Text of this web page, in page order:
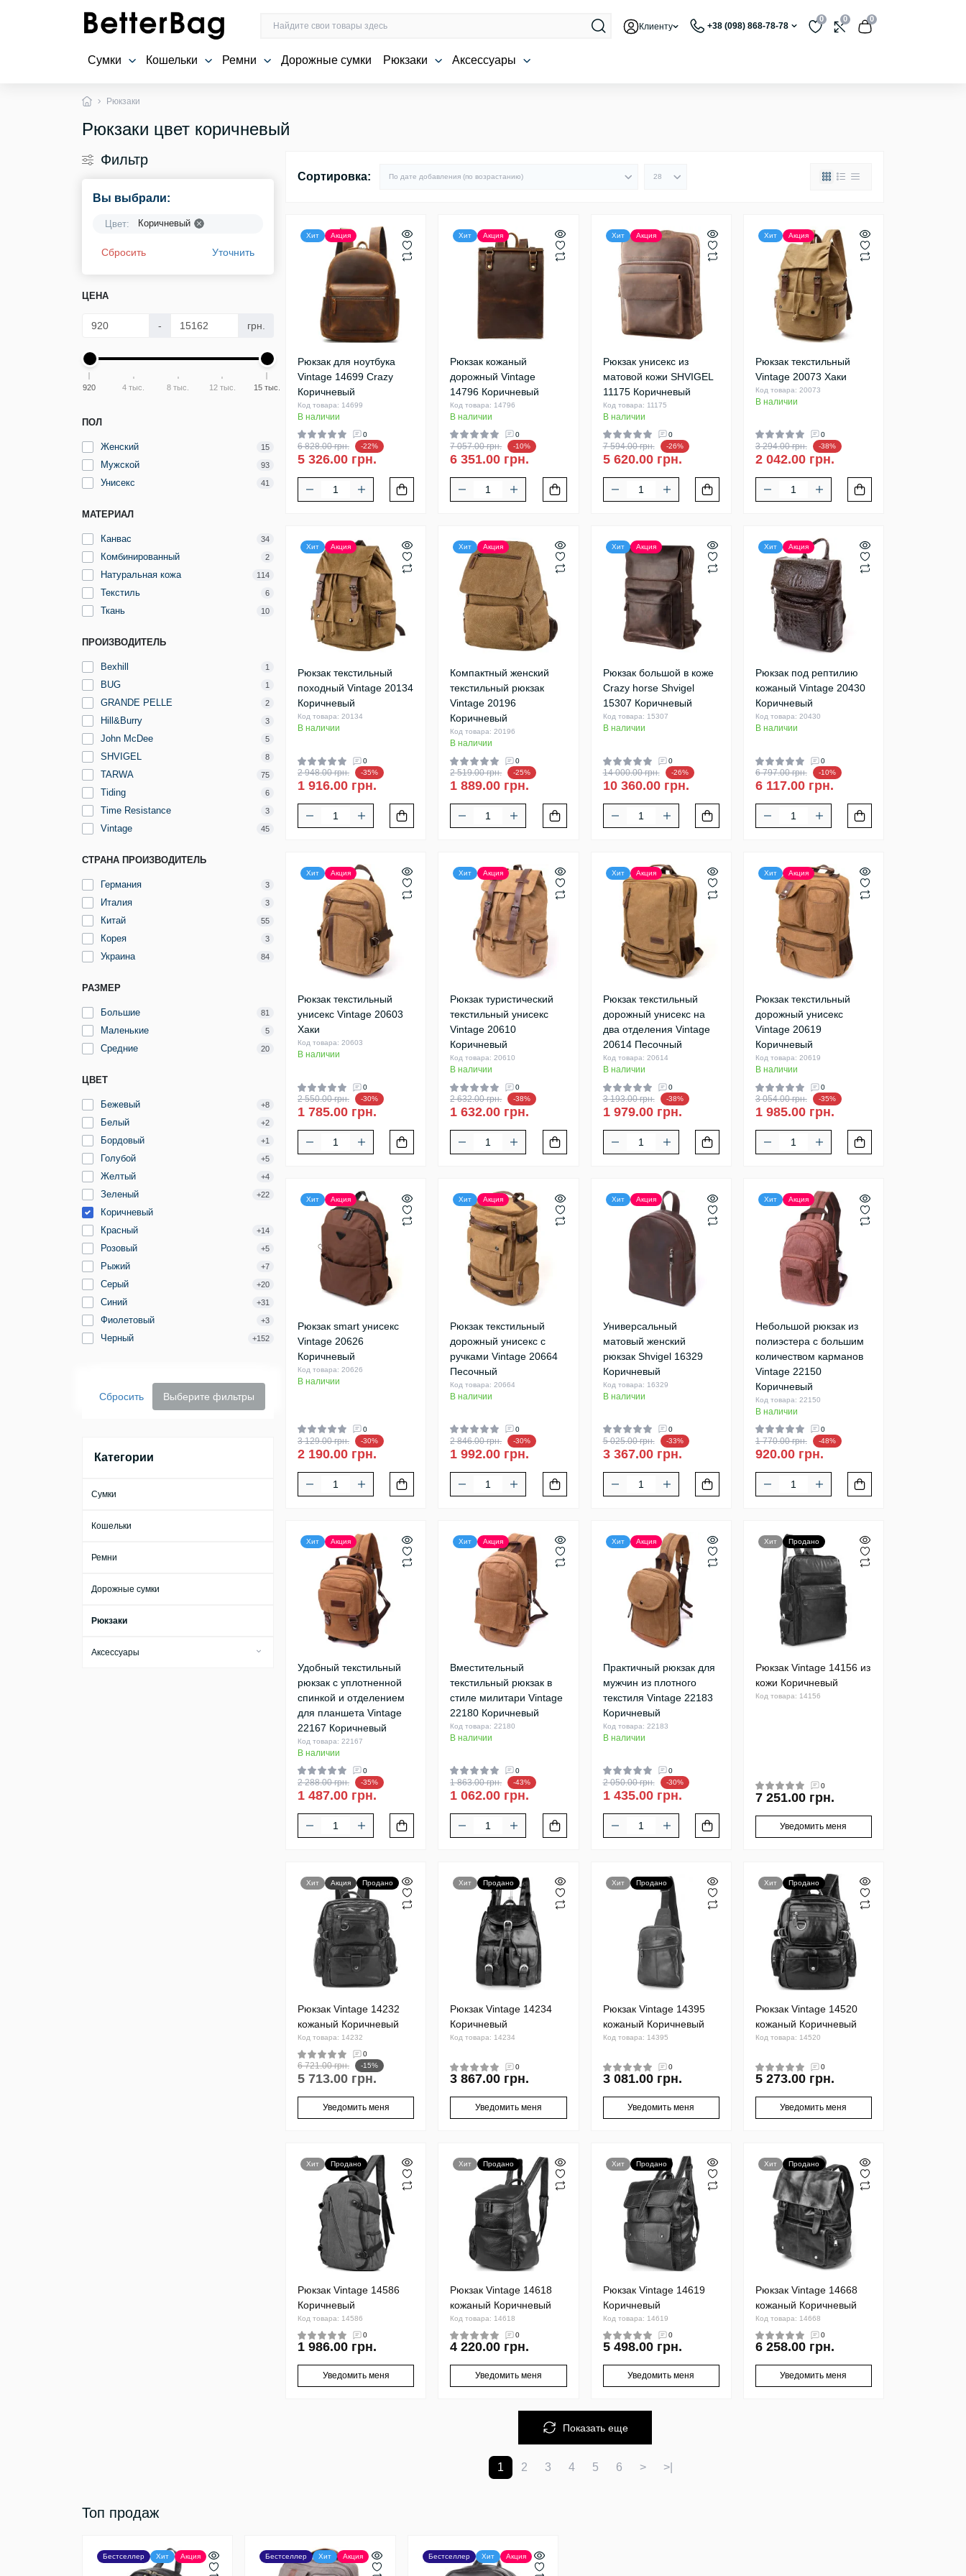
Клиенту +38 (098) 868-78-78
0 0 0
Сумки Кошельки Ремни Дорожные сумки Рюкзаки Аксессуары
Рюкзаки
Рюкзаки цвет коричневый
Фильтр
Вы выбрали:
Цвет: Коричневый
Сбросить Уточнить
ЦЕНА
- грн.
920 4 тыс. 8 тыс. 12 тыс. 15 тыс.
ПОЛ
Женский 15
Мужской 93
Унисекс 41
МАТЕРИАЛ
Канвас 34
Комбинированный 2
Натуральная кожа 114
Текстиль 6
Ткань 10
ПРОИЗВОДИТЕЛЬ
Bexhill 1
BUG 1
GRANDE PELLE 2
Hill&Burry 3
John McDee 5
SHVIGEL 8
TARWA 75
Tiding 6
Time Resistance 3
Vintage 45
СТРАНА ПРОИЗВОДИТЕЛЬ
Германия 3
Италия 3
Китай 55
Корея 3
Украина 84
РАЗМЕР
Большие 81
Маленькие 5
Средние 20
ЦВЕТ
Бежевый +8
Белый +2
Бордовый +1
Голубой +5
Желтый +4
Зеленый +22
Коричневый
Красный
+14
Розовый +5
Рыжий +7
Серый +20
Синий +31
Фиолетовый +3
Черный +152
Сбросить Выберите фильтры
Категории
Сумки
Кошельки
Ремни
Дорожные сумки
Рюкзаки
Аксессуары
Сортировка:
Хит Акция
Рюкзак для ноутбука
Vintage 14699 Crazy
Коричневый
Код товара: 14699
В наличии
0
6 828.00 грн. -22%
5 326.00 грн.
Хит Акция
Рюкзак кожаный
дорожный Vintage
14796 Коричневый
Код товара: 14796
В наличии
0
7 057.00 грн. -10%
6 351.00 грн.
Хит Акция
Рюкзак унисекс из
матовой кожи SHVIGEL
11175 Коричневый
Код товара: 11175
В наличии
0
7 594.00 грн. -26%
5 620.00 грн.
Хит Акция
Рюкзак текстильный
Vintage 20073 Хаки
Код товара: 20073
В наличии
0
3 294.00 грн. -38%
2 042.00 грн.
Хит Акция
Рюкзак текстильный
походный Vintage 20134
Коричневый
Код товара: 20134
В наличии
0
2 948.00 грн. -35%
1 916.00 грн.
Хит Акция
Компактный женский
текстильный рюкзак
Vintage 20196
Коричневый
Код товара: 20196
В наличии
0
2 519.00 грн. -25%
1 889.00 грн.
Хит Акция
Рюкзак большой в коже
Crazy horse Shvigel
15307 Коричневый
Код товара: 15307
В наличии
0
14 000.00 грн. -26%
10 360.00 грн.
Хит Акция
Рюкзак под рептилию
кожаный Vintage 20430
Коричневый
Код товара: 20430
В наличии
0
6 797.00 грн. -10%
6 117.00 грн.
Хит Акция
Рюкзак текстильный
унисекс Vintage 20603
Хаки
Код товара: 20603
В наличии
0
2 550.00 грн. -30%
1 785.00 грн.
Хит Акция
Рюкзак туристический
текстильный унисекс
Vintage 20610
Коричневый
Код товара: 20610
В наличии
0
2 632.00 грн. -38%
1 632.00 грн.
Хит Акция
Рюкзак текстильный
дорожный унисекс на
два отделения Vintage
20614 Песочный
Код товара: 20614
В наличии
0
3 193.00 грн. -38%
1 979.00 грн.
Хит Акция
Рюкзак текстильный
дорожный унисекс
Vintage 20619
Коричневый
Код товара: 20619
В наличии
0
3 054.00 грн. -35%
1 985.00 грн.
Хит Акция
Рюкзак smart унисекс
Vintage 20626
Коричневый
Код товара: 20626
В наличии
0
3 129.00 грн. -30%
2 190.00 грн.
Хит Акция
Рюкзак текстильный
дорожный унисекс с
ручками Vintage 20664
Песочный
Код товара: 20664
В наличии
0
2 846.00 грн. -30%
1 992.00 грн.
Хит Акция
Универсальный
матовый женский
рюкзак Shvigel 16329
Коричневый
Код товара: 16329
В наличии
0
5 025.00 грн. -33%
3 367.00 грн.
Хит Акция
Небольшой рюкзак из
полиэстера с большим
количеством карманов
Vintage 22150
Коричневый
Код товара: 22150
В наличии
0
1 770.00 грн. -48%
920.00 грн.
Хит Акция
Удобный текстильный
рюкзак с уплотненной
спинкой и отделением
для планшета Vintage
22167 Коричневый
Код товара: 22167
В наличии
0
2 288.00 грн. -35%
1 487.00 грн.
Хит Акция
Вместительный
текстильный рюкзак в
стиле милитари Vintagе
22180 Коричневый
Код товара: 22180
В наличии
0
1 863.00 грн. -43%
1 062.00 грн.
Хит Акция
Практичный рюкзак для
мужчин из плотного
текстиля Vintage 22183
Коричневый
Код товара: 22183
В наличии
0
2 050.00 грн. -30%
1 435.00 грн.
Хит Продано
Рюкзак Vintage 14156 из
кожи Коричневый
Код товара: 14156
0
7 251.00 грн.
Уведомить меня
Хит Акция Продано
Рюкзак Vintage 14232
кожаный Коричневый
Код товара: 14232
0
6 721.00 грн. -15%
5 713.00 грн.
Уведомить меня
Хит Продано
Рюкзак Vintage 14234
Коричневый
Код товара: 14234
0
3 867.00 грн.
Уведомить меня
Хит Продано
Рюкзак Vintage 14395
кожаный Коричневый
Код товара: 14395
0
3 081.00 грн.
Уведомить меня
Хит Продано
Рюкзак Vintage 14520
кожаный Коричневый
Код товара: 14520
0
5 273.00 грн.
Уведомить меня
Хит Продано
Рюкзак Vintage 14586
Коричневый
Код товара: 14586
0
1 986.00 грн.
Уведомить меня
Хит Продано
Рюкзак Vintage 14618
кожаный Коричневый
Код товара: 14618
0
4 220.00 грн.
Уведомить меня
Хит Продано
Рюкзак Vintage 14619
Коричневый
Код товара: 14619
0
5 498.00 грн.
Уведомить меня
Хит Продано
Рюкзак Vintage 14668
кожаный Коричневый
Код товара: 14668
0
6 258.00 грн.
Уведомить меня
Показать еще
1 2 3 4 5 6 > >|
Топ продаж
Бестселлер Хит Акция Бестселлер Хит Акция Бестселлер Хит Акция